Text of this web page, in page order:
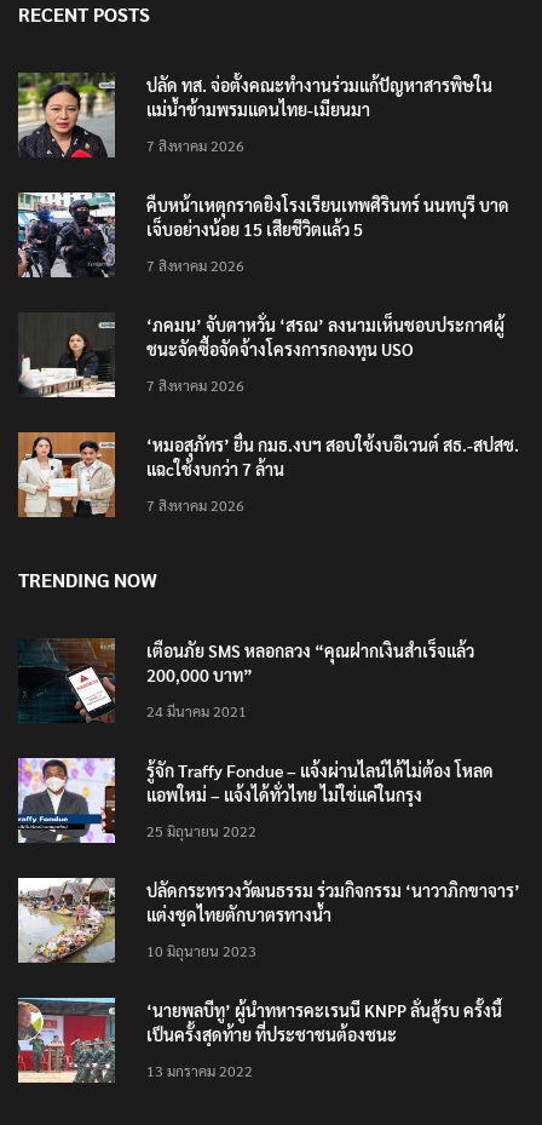
RECENT POSTS
ปลัด ทส. จ่อตั้งคณะทำงานร่วมแก้ปัญหาสารพิษใน
แม่น้ำข้ามพรมแดนไทย-เมียนมา
7 สิงหาคม 2026
คืบหน้าเหตุกราดยิงโรงเรียนเทพศิรินทร์ นนทบุรี บาด
เจ็บอย่างน้อย 15 เสียชีวิตแล้ว 5
7 สิงหาคม 2026
‘ภคมน’ จับตาหวั่น ‘สรณ’ ลงนามเห็นชอบประกาศผู้
ชนะจัดซื้อจัดจ้างโครงการกองทุน USO
7 สิงหาคม 2026
‘หมอสุภัทร’ ยื่น กมธ.งบฯ สอบใช้งบอีเวนต์ สธ.-สปสช.
แฉcใช้งบกว่า 7 ล้าน
7 สิงหาคม 2026
TRENDING NOW
เตือนภัย SMS หลอกลวง “คุณฝากเงินสำเร็จแล้ว
200,000 บาท”
24 มีนาคม 2021
รู้จัก Traffy Fondue – แจ้งผ่านไลน์ได้ไม่ต้อง โหลด
แอพใหม่ – แจ้งได้ทั่วไทย ไม่ใช่แค่ในกรุง
25 มิถุนายน 2022
ปลัดกระทรวงวัฒนธรรม ร่วมกิจกรรม ‘นาวาภิกขาจาร’
แต่งชุดไทยตักบาตรทางน้ำ
10 มิถุนายน 2023
‘นายพลบีทู’ ผู้นำทหารคะเรนนี KNPP ลั่นสู้รบ ครั้งนี้
เป็นครั้งสุดท้าย ที่ประชาชนต้องชนะ
13 มกราคม 2022